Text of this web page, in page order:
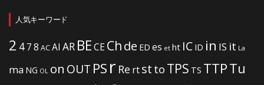
人気キーワード
2 478 ACAI AR BECE Chde ED es et ht IC ID in IS it La
ma NG OL on OUT PSr Re rtsttoTPS TS TTPTu